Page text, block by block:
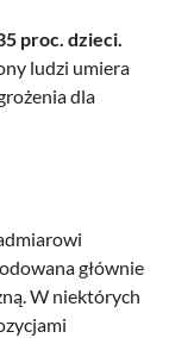
proc. dzieci.
ludzi umiera
dla
głównie
W niektórych